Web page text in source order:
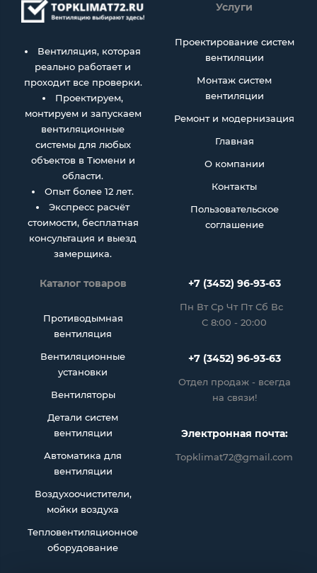
Вентиляция, которая
реально работает и
проходит все проверки.
Проектируем,
монтируем и запускаем
вентиляционные
системы для любых
объектов в Тюмени и
области.
Опыт более 12 лет.
Экспресс расчёт
стоимости, бесплатная
консультация и выезд
замерщика.
Услуги
Проектирование систем
вентиляции
Монтаж систем
вентиляции
Ремонт и модернизация
Главная
О компании
Контакты
Пользовательское
соглашение
Каталог товаров
Противодымная
вентиляция
Вентиляционные
установки
Вентиляторы
Детали систем
вентиляции
Автоматика для
вентиляции
Воздухоочистители,
мойки воздуха
Тепловентиляционное
оборудование
+7 (3452) 96-93-63
Пн Вт Ср Чт Пт Сб Вс
С 8:00 - 20:00
+7 (3452) 96-93-63
Отдел продаж - всегда
на связи!
Электронная почта:
Topklimat72@gmail.com